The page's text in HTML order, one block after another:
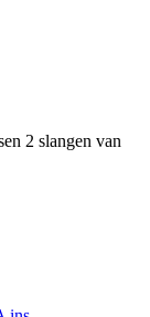
2 slangen van